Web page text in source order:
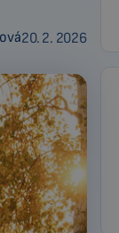
20. 2. 2026